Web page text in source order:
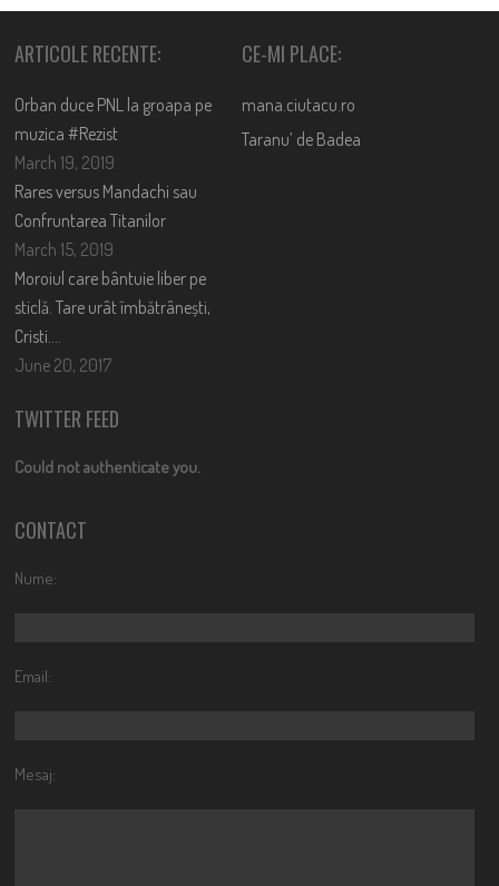
ARTICOLE RECENTE:
Orban duce PNL la groapa pe
muzica #Rezist
March 19, 2019
Rares versus Mandachi sau
Confruntarea Titanilor
March 15, 2019
Moroiul care bântuie liber pe
sticlă. Tare urât îmbătrânești,
Cristi….
June 20, 2017
CE-MI PLACE:
mana.ciutacu.ro
Taranu’ de Badea
TWITTER FEED
Could not authenticate you.
CONTACT
Nume:
Email:
Mesaj: